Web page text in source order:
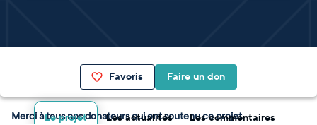
Favoris Faire un don
Le projet Les actualités Les commentaires
Merci à tous nos donateurs qui ont soutenu ce projet.